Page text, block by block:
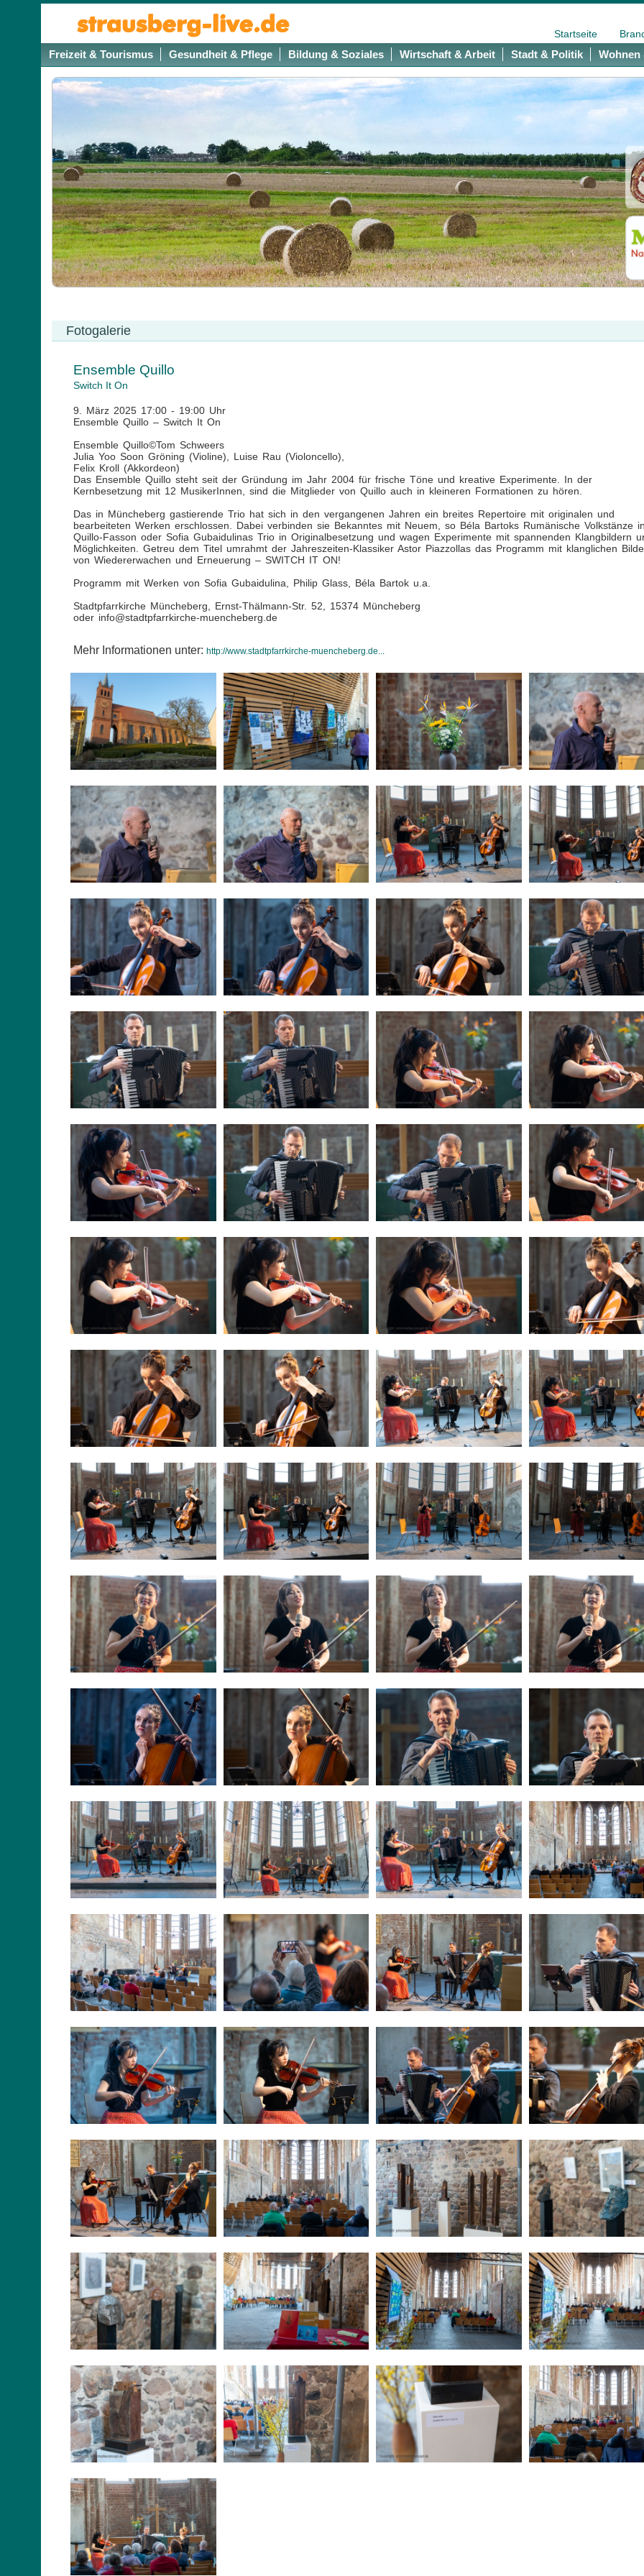
Startseite
Freizeit & Tourismus Gesundheit & Pflege Bildung & Soziales Wirtschaft & Arbeit Stadt & Politik Wohnen
Fotogalerie
Ensemble Quillo
Switch It On
9. März 2025 17:00 - 19:00 Uhr
Ensemble Quillo – Switch It On
Ensemble Quillo©Tom Schweers
Julia Yoo Soon Gröning (Violine), Luise Rau (Violoncello),
Felix Kroll (Akkordeon)
Das Ensemble Quillo steht seit der Gründung im Jahr 2004 für frische Töne und kreative Experimente. In der
Kernbesetzung mit 12 MusikerInnen, sind die Mitglieder von Quillo auch in kleineren Formationen zu hören.
Das in Müncheberg gastierende Trio hat sich in den vergangenen Jahren ein breites Repertoire mit originalen und
bearbeiteten Werken erschlossen. Dabei verbinden sie Bekanntes mit Neuem, so Béla Bartoks Rumänische Volkstänze in
Quillo-Fasson oder Sofia Gubaidulinas Trio in Originalbesetzung und wagen Experimente mit spannenden Klangbildern
Möglichkeiten. Getreu dem Titel umrahmt der Jahreszeiten-Klassiker Astor Piazzollas das Programm mit klanglichen
von Wiedererwachen und Erneuerung – SWITCH IT ON!
Programm mit Werken von Sofia Gubaidulina, Philip Glass, Béla Bartok u.a.
Stadtpfarrkirche Müncheberg, Ernst-Thälmann-Str. 52, 15374 Müncheberg
oder info@stadtpfarrkirche-muencheberg.de
Mehr Informationen unter: http://www.stadtpfarrkirche-muencheberg.de...